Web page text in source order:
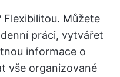
Flexibilitou. Můžete
práci, vytvářet
informace o
vše organizované